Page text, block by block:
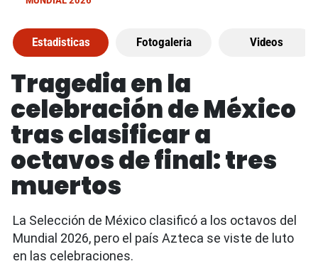
Estadisticas Fotogaleria Videos
Tragedia en la
celebración de México
tras clasificar a
octavos de final: tres
muertos
La Selección de México clasificó a los octavos del
Mundial 2026, pero el país Azteca se viste de luto
en las celebraciones.